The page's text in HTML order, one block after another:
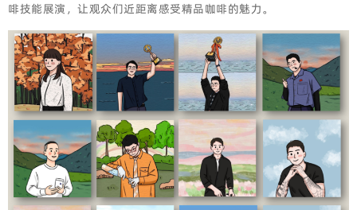
啡技能展演，让观众们近距离感受精品咖啡的魅力。